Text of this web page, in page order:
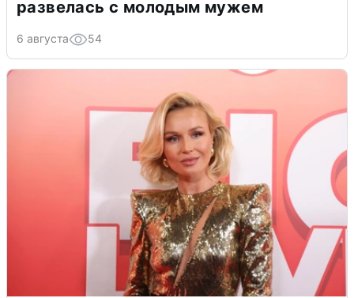
развелась с молодым мужем
6 августа 54